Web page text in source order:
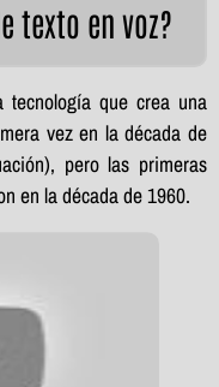
texto en voz?
que crea una
vez en la década de
pero las primeras
en la década de 1960.